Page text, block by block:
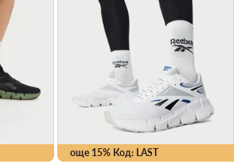
още 15% Код: LAST